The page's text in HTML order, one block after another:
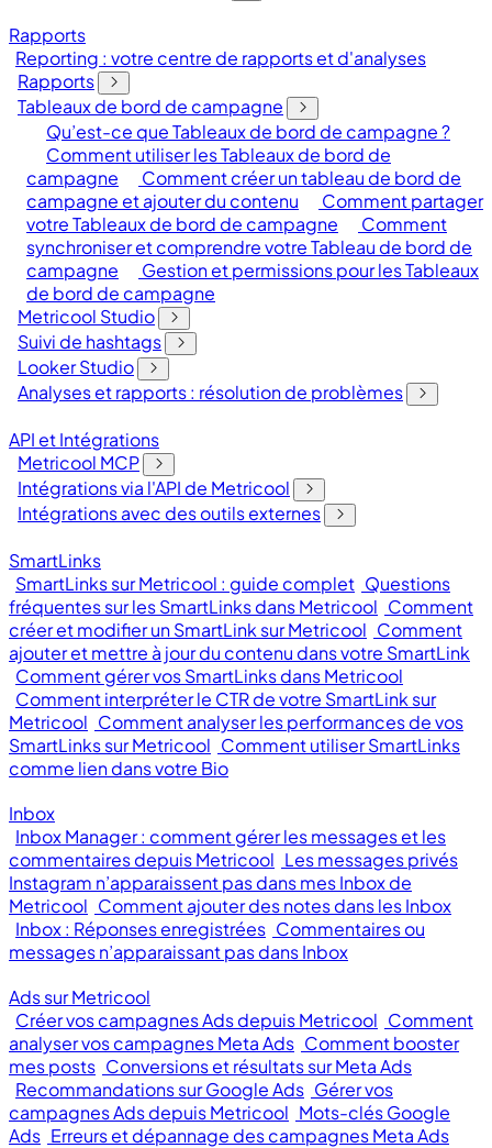
Rapports
Reporting : votre centre de rapports et d'analyses
Rapports
Tableaux de bord de campagne
Qu’est-ce que Tableaux de bord de campagne ?
Comment utiliser les Tableaux de bord de
campagne
Comment créer un tableau de bord de
campagne et ajouter du contenu
Comment partager
votre Tableaux de bord de campagne
Comment
synchroniser et comprendre votre Tableau de bord de
campagne
Gestion et permissions pour les Tableaux
de bord de campagne
Metricool Studio
Suivi de hashtags
Looker Studio
Analyses et rapports : résolution de problèmes
API et Intégrations
Metricool MCP
Intégrations via l'API de Metricool
Intégrations avec des outils externes
SmartLinks
SmartLinks sur Metricool : guide complet Questions
fréquentes sur les SmartLinks dans Metricool Comment
créer et modifier un SmartLink sur Metricool Comment
ajouter et mettre à jour du contenu dans votre SmartLink
Comment gérer vos SmartLinks dans Metricool
Comment interpréter le CTR de votre SmartLink sur
Metricool Comment analyser les performances de vos
SmartLinks sur Metricool Comment utiliser SmartLinks
comme lien dans votre Bio
Inbox
Inbox Manager : comment gérer les messages et les
commentaires depuis Metricool Les messages privés
Instagram n’apparaissent pas dans mes Inbox de
Metricool Comment ajouter des notes dans les Inbox
Inbox : Réponses enregistrées Commentaires ou
messages n’apparaissant pas dans Inbox
Ads sur Metricool
Créer vos campagnes Ads depuis Metricool Comment
analyser vos campagnes Meta Ads Comment booster
mes posts Conversions et résultats sur Meta Ads
Recommandations sur Google Ads Gérer vos
campagnes Ads depuis Metricool Mots-clés Google
Ads Erreurs et dépannage des campagnes Meta Ads